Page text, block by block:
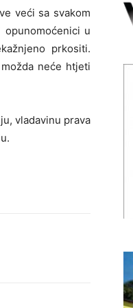
veći sa svakom
u
prkositi.
neće htjeti
vladavinu prava